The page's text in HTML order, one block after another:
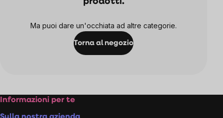
Ma puoi dare un'occhiata ad altre categorie.
Torna al negozio
Footer
Informazioni per te